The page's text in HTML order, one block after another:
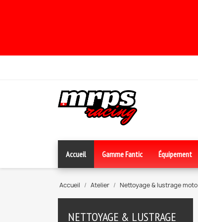
Accueil Gamme Fantic Équipement
Accueil Atelier Nettoyage & lustrage moto
NETTOYAGE & LUSTRAGE